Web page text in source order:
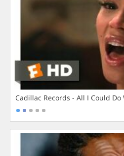
Cadillac Records - All I Could Do